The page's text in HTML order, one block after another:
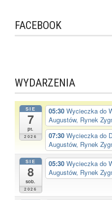
FACEBOOK
WYDARZENIA
SIE
7
pt.
2026
05:30 Wycieczka do
Augustów, Rynek
07:30 Wycieczka do
Augustów, Rynek
SIE
8
sob.
2026
05:30 Wycieczka do
Augustów, Rynek